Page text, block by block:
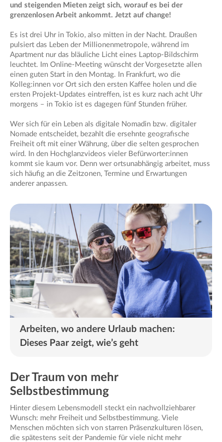
und steigenden Mieten zeigt sich, worauf es bei der
grenzenlosen Arbeit ankommt. Jetzt auf change!
Es ist drei Uhr in Tokio, also mitten in der Nacht. Draußen
pulsiert das Leben der Millionenmetropole, während im
Apartment nur das bläuliche Licht eines Laptop-Bildschirm
leuchtet. Im Online-Meeting wünscht der Vorgesetzte allen
einen guten Start in den Montag. In Frankfurt, wo die
Kolleg:innen vor Ort sich den ersten Kaffee holen und die
ersten Projekt-Updates eintreffen, ist es kurz nach acht Uhr
morgens – in Tokio ist es dagegen fünf Stunden früher.
Wer sich für ein Leben als digitale Nomadin bzw. digitaler
Nomade entscheidet, bezahlt die ersehnte geografische
Freiheit oft mit einer Währung, über die selten gesprochen
wird. In den Hochglanzvideos vieler Befürworter:innen
kommt sie kaum vor. Denn wer ortsunabhängig arbeitet, muss
sich häufig an die Zeitzonen, Termine und Erwartungen
anderer anpassen.
Arbeiten, wo andere Urlaub machen:
Dieses Paar zeigt, wie’s geht
Der Traum von mehr
Selbstbestimmung
Hinter diesem Lebensmodell steckt ein nachvollziehbarer
Wunsch: mehr Freiheit und Selbstbestimmung. Viele
Menschen möchten sich von starren Präsenzkulturen lösen,
die spätestens seit der Pandemie für viele nicht mehr